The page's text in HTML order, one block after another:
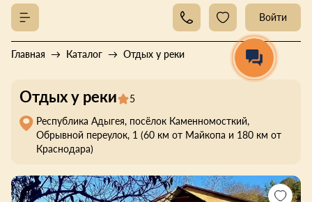
Войти
Главная Каталог Отдых у реки
Отдых у реки
5
Республика Адыгея, посёлок Каменномосткий,
Обрывной переулок, 1 (60 км от Майкопа и 180 км от
Краснодара)